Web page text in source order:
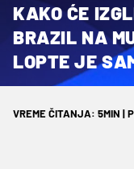
KAKO ĆE
BRAZIL NA
LOPTE JE
VREME ČITANJA: 5MIN |